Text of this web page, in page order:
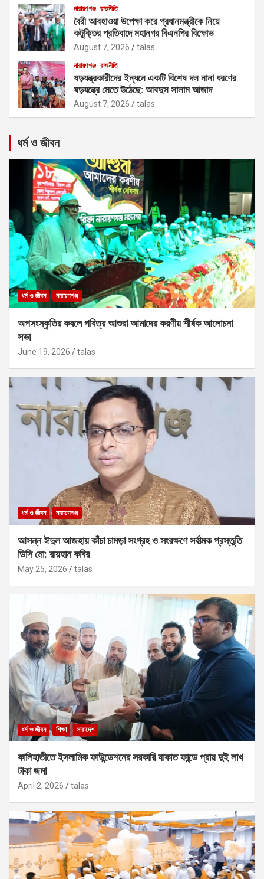
নারায়ণগঞ্জ রাজনীতি
বৈরী আবহাওয়া উপেক্ষা করে প্রধানমন্ত্রীকে নিয়ে
কটূক্তির প্রতিবাদে মহানগর বিএনপির বিক্ষোভ
August 7, 2026 talas
নারায়ণগঞ্জ রাজনীতি
ষড়যন্ত্রকারীদের ইন্ধনে একটি বিশেষ দল নানা ধরণের
ষড়যন্ত্রে মেতে উঠেছে: আবদুস সালাম আজাদ
August 7, 2026 talas
ধর্ম ও জীবন
ধর্ম ও জীবন নারায়ণগঞ্জ
অপসংস্কৃতির কবলে পবিত্র আশুরা আমাদের করণীয় শীর্ষক আলোচনা
সভা
June 19, 2026 talas
ধর্ম ও জীবন নারায়ণগঞ্জ
আসন্ন ঈদুল আজহায় কাঁচা চামড়া সংগ্রহ ও সংরক্ষণে সর্বাত্মক প্রস্তুতি
ডিসি মো: রায়হান কবির
May 25, 2026 talas
ধর্ম ও জীবন শিক্ষা সারাদেশ
কালিহাতীতে ইসলামিক ফাউন্ডেশনের সরকারি যাকাত ফান্ডে প্রায় দুই লাখ
টাকা জমা
April 2, 2026 talas